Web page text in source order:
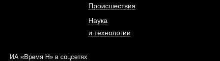
Происшествия
Наука
и технологии
ИА «Время Н» в соцсетях